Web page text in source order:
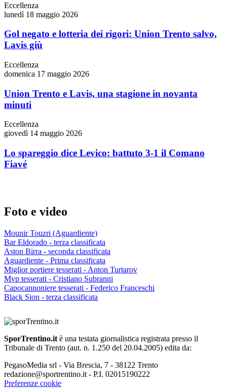
Eccellenza
lunedì 18 maggio 2026
Gol negato e lotteria dei rigori: Union Trento salvo,
Lavis giù
Eccellenza
domenica 17 maggio 2026
Union Trento e Lavis, una stagione in novanta
minuti
Eccellenza
giovedì 14 maggio 2026
Lo spareggio dice Levico: battuto 3-1 il Comano
Fiavé
Foto e video
Mounir Touzri (Aguardiente)
Bar Eldorado - terza classificata
Aston Birra - seconda classificata
Aguardiente - Prima classificata
Miglior portiere tesserati - Anton Turtarov
Mvp tesserati - Cristiano Subranni
Capocannoniere tesserati - Federico Franceschi
Black Sion - terza classificata
SporTrentino.it è una testata giornalistica registrata presso il
Tribunale di Trento (aut. n. 1.250 del 20.04.2005) edita da:
PegasoMedia srl - Via Brescia, 7 - 38122 Trento
redazione@sportrentino.it - P.I. 02015190222
Preferenze cookie